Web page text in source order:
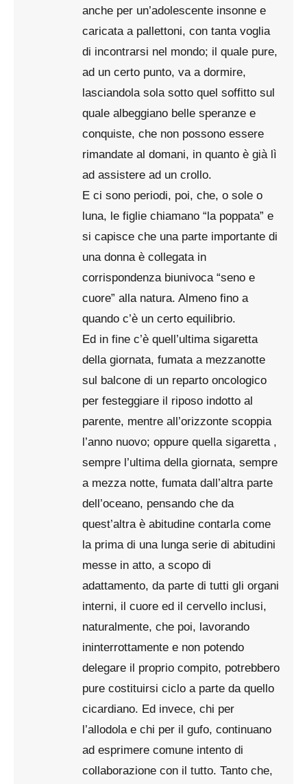
anche per un’adolescente insonne e
caricata a pallettoni, con tanta voglia
di incontrarsi nel mondo; il quale pure,
ad un certo punto, va a dormire,
lasciandola sola sotto quel soffitto sul
quale albeggiano belle speranze e
conquiste, che non possono essere
rimandate al domani, in quanto è già lì
ad assistere ad un crollo.
E ci sono periodi, poi, che, o sole o
luna, le figlie chiamano “la poppata” e
si capisce che una parte importante di
una donna è collegata in
corrispondenza biunivoca “seno e
cuore” alla natura. Almeno fino a
quando c’è un certo equilibrio.
Ed in fine c’è quell’ultima sigaretta
della giornata, fumata a mezzanotte
sul balcone di un reparto oncologico
per festeggiare il riposo indotto al
parente, mentre all’orizzonte scoppia
l’anno nuovo; oppure quella sigaretta ,
sempre l’ultima della giornata, sempre
a mezza notte, fumata dall’altra parte
dell’oceano, pensando che da
quest’altra è abitudine contarla come
la prima di una lunga serie di abitudini
messe in atto, a scopo di
adattamento, da parte di tutti gli organi
interni, il cuore ed il cervello inclusi,
naturalmente, che poi, lavorando
ininterrottamente e non potendo
delegare il proprio compito, potrebbero
pure costituirsi ciclo a parte da quello
cicardiano. Ed invece, chi per
l’allodola e chi per il gufo, continuano
ad esprimere comune intento di
collaborazione con il tutto. Tanto che,